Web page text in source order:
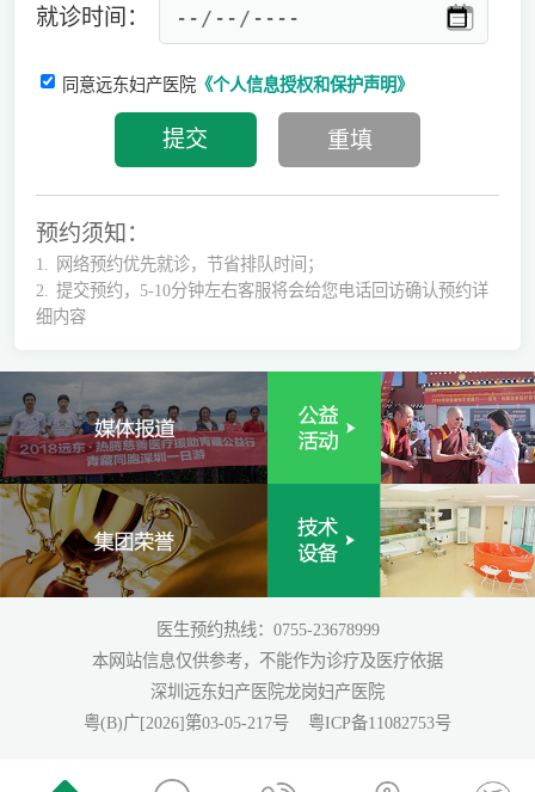
就诊时间：
同意远东妇产医院《个人信息授权和保护声明》
预约须知：
1. 网络预约优先就诊，节省排队时间；
2. 提交预约，5-10分钟左右客服将会给您电话回访确认预约详
细内容
医生预约热线：0755-23678999
本网站信息仅供参考，不能作为诊疗及医疗依据
深圳远东妇产医院龙岗妇产医院
粤(B)广[2026]第03-05-217号
粤ICP备11082753号